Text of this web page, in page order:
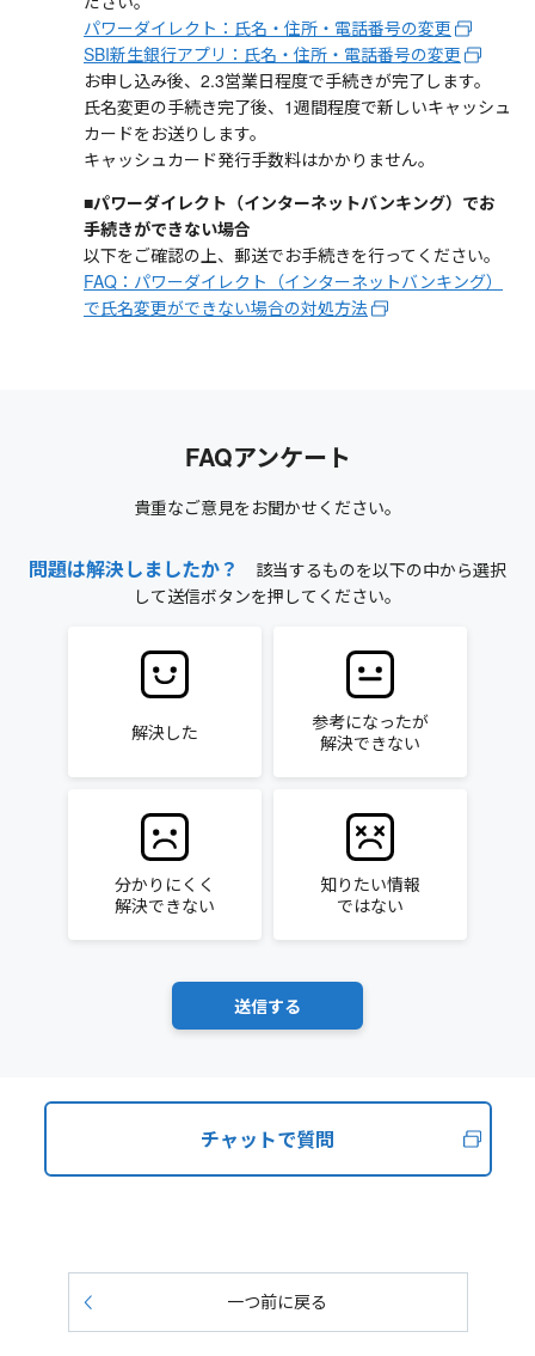
パワーダイレクト：氏名・住所・電話番号の変更
SBI新生銀行アプリ：氏名・住所・電話番号の変更
お申し込み後、2.3営業日程度で手続きが完了します。
氏名変更の手続き完了後、1週間程度で新しいキャッシュ
カードをお送りします。
キャッシュカード発行手数料はかかりません。
■パワーダイレクト（インターネットバンキング）でお
手続きができない場合
以下をご確認の上、郵送でお手続きを行ってください。
FAQ：パワーダイレクト（インターネットバンキング）
で氏名変更ができない場合の対処方法
FAQアンケート
貴重なご意見をお聞かせください。
問題は解決しましたか？
該当するものを以下の中から選択
して送信ボタンを押してください。
解決した
参考になったが
解決できない
分かりにくく
解決できない
知りたい情報
ではない
チャットで質問
一つ前に戻る